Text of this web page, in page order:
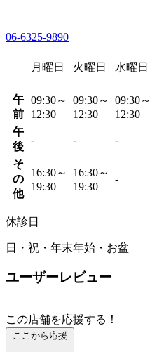
06-6325-9890
月曜日 火曜日 水曜日
午
前
09:30～
12:30
09:30～
12:30
09:30～
12:30
午
後
- - -
そ
の
他
16:30～
19:30
16:30～
19:30
-
休診日
日・祝・年末年始・お盆
ユーザーレビュー
この店舗を応援する！
ここから応援